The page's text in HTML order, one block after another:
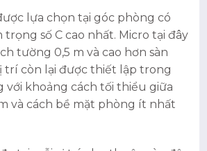
lựa chọn tại góc phòng có
trọng số C cao nhất. Micro tại đây
tường 0,5 m và cao hơn sàn
trí còn lại được thiết lập trong
với khoảng cách tối thiểu giữa
và cách bề mặt phòng ít nhất